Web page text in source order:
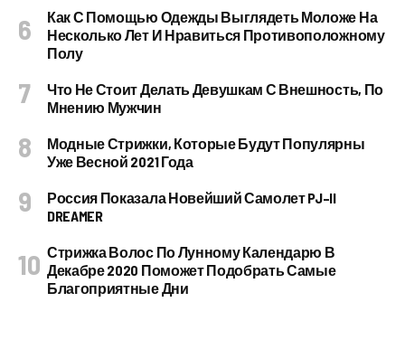
Как С Помощью Одежды Выглядеть Моложе На
Несколько Лет И Нравиться Противоположному
Полу
Что Не Стоит Делать Девушкам С Внешность, По
Мнению Мужчин
Модные Стрижки, Которые Будут Популярны
Уже Весной 2021 Года
Россия Показала Новейший Самолет PJ–II
DREAMER
Стрижка Волос По Лунному Календарю В
Декабре 2020 Поможет Подобрать Самые
Благоприятные Дни